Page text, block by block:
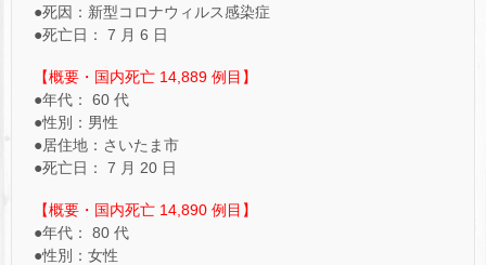
●死因：新型コロナウィルス感染症
●死亡日： 7 月 6 日
【概要・国内死亡 14,889 例目】
●年代： 60 代
●性別：男性
●居住地：さいたま市
●死亡日： 7 月 20 日
【概要・国内死亡 14,890 例目】
●年代： 80 代
●性別：女性